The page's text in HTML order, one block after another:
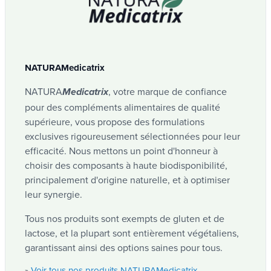
Ces 2 plantes contribuent à la majorité des
fonctions biologiques de votre
Gingembre (Zingiber
officinale )
Curcuma (Curcuma
longa)
Soutiennent le fonctionnement normal du
système immunitaire
Favorisent desarticulationssaines ainsi
que le maintien d’uneossaturenormale
Participent à une
cardiaquesaine
—
Fonction
Le curcuma, cette épice aux mille vertus Avec sa
couleur jaune éclatante, le curcuma est parfois
surnommé “l’or des Indes”. Cette...
voir tous nos produits curcuma
Citron
Nos produits à base de citron sont formulés pour
favoriser une sensation de fraîcheur et
accompagner votre bien-être quotidien. Enrichis
en...
voir tous nos produits citron
Gingembre
Nos produits à base de racine de gingembre sont
formulés pour favoriser le bien-être général, grâce
Marque
NATURAMedicatrix
Code EAN
NATURAMedicatrix
NATURAMedicatrix, votre marque de confiance
pour des compléments alimentaires de qualité
supérieure, vous propose des formulations
exclusives rigoureusement sélectionnées pour leur
efficacité. Nous mettons un point d'honneur à
choisir des composants à haute biodisponibilité,
principalement d'origine naturelle, et à optimiser
leur synergie.
Tous nos produits sont exempts de gluten et de
lactose, et la plupart sont entièrement végétaliens,
garantissant ainsi des options saines pour tous.